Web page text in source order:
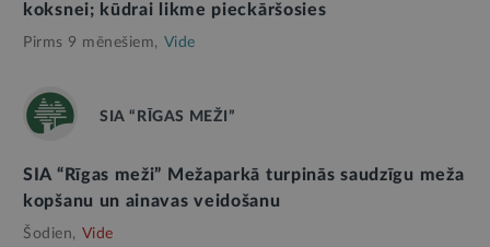
koksnei; kūdrai likme pieckāršosies
Pirms 9 mēnešiem, Vide
SIA “RĪGAS MEŽI”
SIA “Rīgas meži” Mežaparkā turpinās saudzīgu meža
kopšanu un ainavas veidošanu
Šodien, Vide